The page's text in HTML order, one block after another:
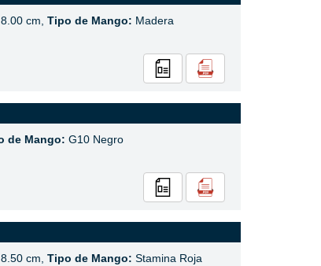
8.00 cm, Tipo de Mango: Madera
de Mango: G10 Negro
8.50 cm, Tipo de Mango: Stamina Roja